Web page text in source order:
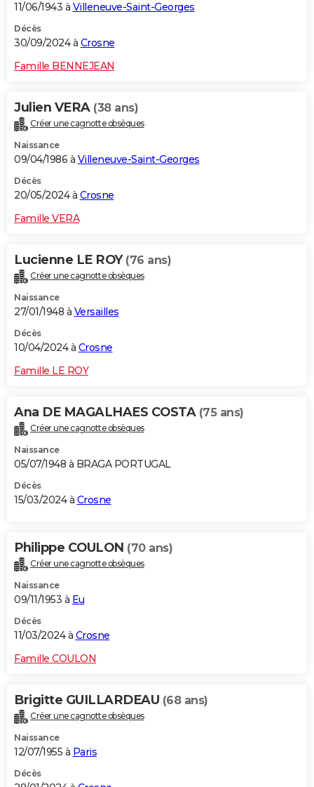
11/06/1943 à Villeneuve-Saint-Georges
Décès
30/09/2024 à Crosne
Famille BENNEJEAN
Julien VERA (38 ans)
Créer une cagnotte obsèques
Naissance
09/04/1986 à Villeneuve-Saint-Georges
Décès
20/05/2024 à Crosne
Famille VERA
Lucienne LE ROY (76 ans)
Créer une cagnotte obsèques
Naissance
27/01/1948 à Versailles
Décès
10/04/2024 à Crosne
Famille LE ROY
Ana DE MAGALHAES COSTA (75 ans)
Créer une cagnotte obsèques
Naissance
05/07/1948 à BRAGA PORTUGAL
Décès
15/03/2024 à Crosne
Philippe COULON (70 ans)
Créer une cagnotte obsèques
Naissance
09/11/1953 à Eu
Décès
11/03/2024 à Crosne
Famille COULON
Brigitte GUILLARDEAU (68 ans)
Créer une cagnotte obsèques
Naissance
12/07/1955 à Paris
Décès